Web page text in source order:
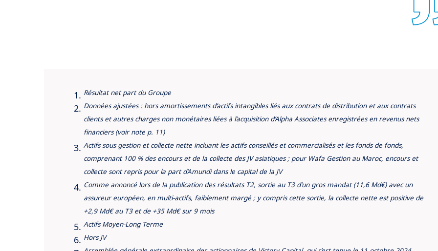
Résultat net part du Groupe
Données ajustées : hors amortissements d’actifs intangibles liés aux contrats de distribution et aux contrats
clients et autres charges non monétaires liées à l’acquisition d’Alpha Associates enregistrées en revenus nets
financiers (voir note p. 11)
Actifs sous gestion et collecte nette incluant les actifs conseillés et commercialisés et les fonds de fonds,
comprenant 100 % des encours et de la collecte des JV asiatiques ; pour Wafa Gestion au Maroc, encours et
collecte sont repris pour la part d’Amundi dans le capital de la JV
Comme annoncé lors de la publication des résultats T2, sortie au T3 d’un gros mandat (11,6 Md€) avec un
assureur européen, en multi-actifs, faiblement margé ; y compris cette sortie, la collecte nette est positive de
+2,9 Md€ au T3 et de +35 Md€ sur 9 mois
Actifs Moyen-Long Terme
Hors JV